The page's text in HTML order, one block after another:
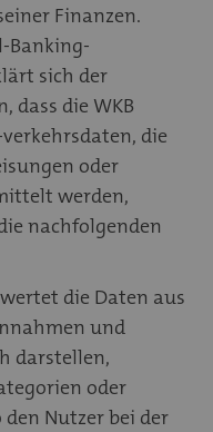
Finanzen.
Banking-
sich der
dass die WKB
die
oder
werden,
nachfolgenden
die Daten aus
und
darstellen,
oder
Nutzer bei der